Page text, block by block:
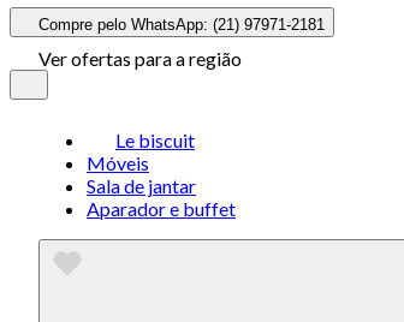
Compre pelo WhatsApp: (21) 97971-2181
Ver ofertas para a região
Le biscuit
Móveis
Sala de jantar
Aparador e buffet